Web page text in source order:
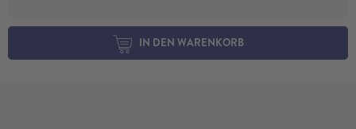
IN DEN WARENKORB